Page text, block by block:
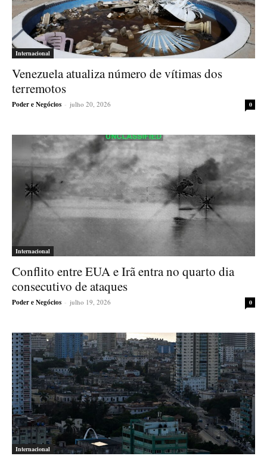
Internacional
Venezuela atualiza número de vítimas dos
terremotos
Poder e Negócios - julho 20, 2026 0
Internacional
Conflito entre EUA e Irã entra no quarto dia
consecutivo de ataques
Poder e Negócios - julho 19, 2026 0
Internacional